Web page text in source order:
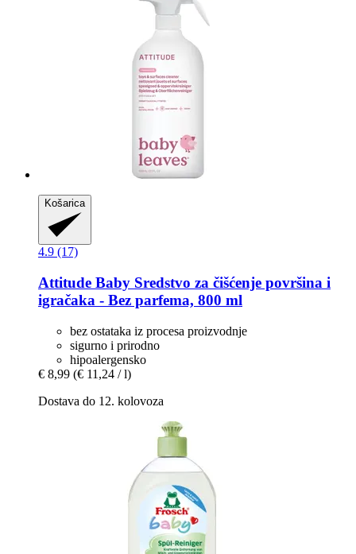
Košarica
4.9 (17)
Attitude Baby Sredstvo za čišćenje površina i
igračaka -​ Bez parfema, 800 ml
bez ostataka iz procesa proizvodnje
sigurno i prirodno
hipoalergensko
€ 8,99 (€ 11,24 / l)
Dostava do 12. kolovoza